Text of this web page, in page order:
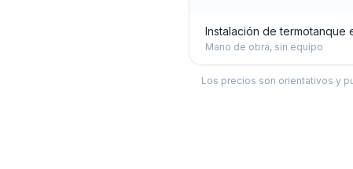
Instalación de termotanque
Mano de obra, sin equipo
Los precios son orientativos y